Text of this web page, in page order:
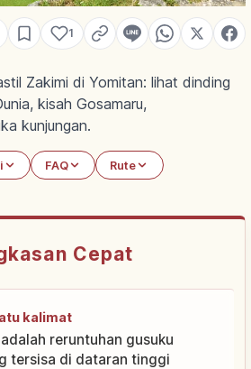
1
Zakimi di Yomitan: lihat dinding
kisah Gosamaru,
kunjungan.
FAQ Rute
Cepat
kalimat
reruntuhan gusuku
tersisa di dataran tinggi